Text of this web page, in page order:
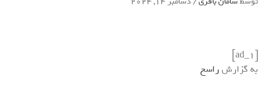
[ad_1]
به گزارش راسخ